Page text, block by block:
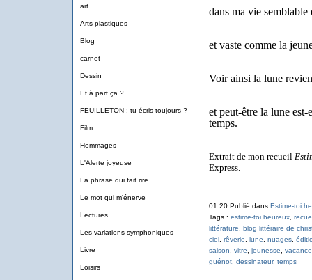
art
Arts plastiques
Blog
carnet
Dessin
Et à part ça ?
FEUILLETON : tu écris toujours ?
Film
Hommages
L'Alerte joyeuse
La phrase qui fait rire
Le mot qui m'énerve
Lectures
Les variations symphoniques
Livre
Loisirs
dans ma vie
et vaste comme la
Voir ainsi la lune
et peut-être la lune
temps.
Extrait de mon recueil
Express.
01:20 Publié dans Estime-toi
Tags : estime-toi heureux,
littérature
blog littéraire de
ciel, rêverie lune nuages,
saison
vitre jeunesse
guénot, dessinateur, temps